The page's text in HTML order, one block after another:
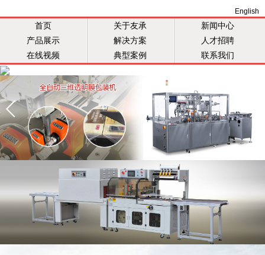
English
首页 关于友承
新闻中心
产品展示
解决方案
人才招聘
在线视频
典型案例 联系我们
产品展示 捆扎机系列
三维透明膜包装机系列 热收缩机系列 装盒机系列
茶叶包装机系列 贴标机系列 封箱机系列 捆扎机系列 缠绕机系列
流水线 肥皂包装机 包材系列 在线检重秤系列